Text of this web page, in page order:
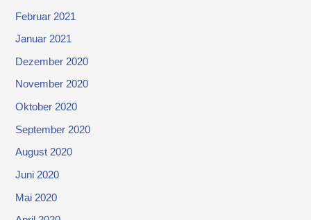
Februar 2021
Januar 2021
Dezember 2020
November 2020
Oktober 2020
September 2020
August 2020
Juni 2020
Mai 2020